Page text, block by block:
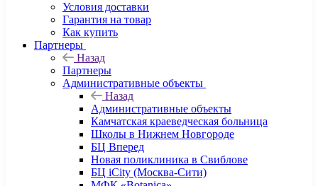
Условия доставки
Гарантия на товар
Как купить
Партнеры
Назад
Партнеры
Административные объекты
Назад
Административные объекты
Камчатская краеведческая больница
Школы в Нижнем Новгороде
БЦ Вперед
Новая поликлиника в Свиблове
БЦ iCity (Москва-Сити)